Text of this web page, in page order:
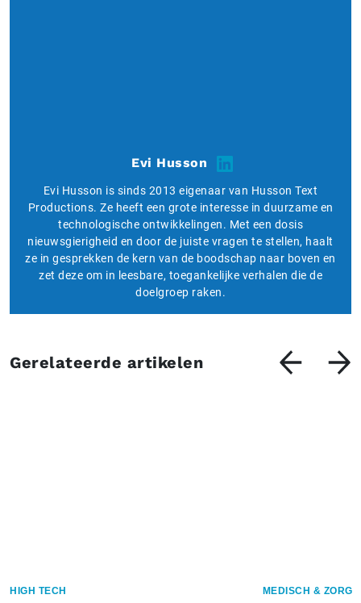
Evi Husson
Evi Husson is sinds 2013 eigenaar van Husson Text
Productions. Ze heeft een grote interesse in duurzame en
technologische ontwikkelingen. Met een dosis
nieuwsgierigheid en door de juiste vragen te stellen, haalt
ze in gesprekken de kern van de boodschap naar boven en
zet deze om in leesbare, toegankelijke verhalen die de
doelgroep raken.
Gerelateerde artikelen
HIGH TECH MEDISCH & ZORG